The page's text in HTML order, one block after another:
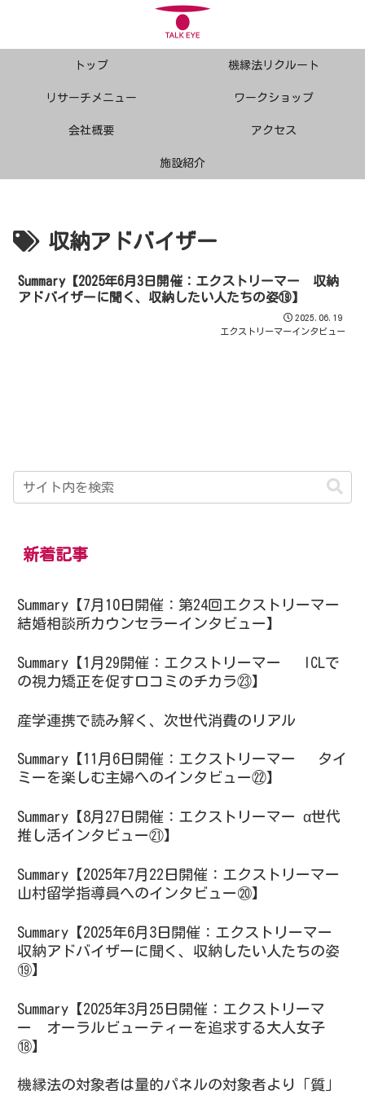
トップ 機縁法リクルート
リサーチメニュー ワークショップ
会社概要 アクセス
施設紹介
収納アドバイザー
Summary【2025年6月3日開催：エクストリーマー 収納
アドバイザーに聞く、収納したい人たちの姿⑲】
2025.06.19
エクストリーマーインタビュー
新着記事
Summary【7月10日開催：第24回エクストリーマー
結婚相談所カウンセラーインタビュー】
Summary【1月29開催：エクストリーマー ICLで
の視力矯正を促す口コミのチカラ㉓】
産学連携で読み解く、次世代消費のリアル
Summary【11月6日開催：エクストリーマー タイ
ミーを楽しむ主婦へのインタビュー㉒】
Summary【8月27日開催：エクストリーマー α世代
推し活インタビュー㉑】
Summary【2025年7月22日開催：エクストリーマー
山村留学指導員へのインタビュー⑳】
Summary【2025年6月3日開催：エクストリーマー
収納アドバイザーに聞く、収納したい人たちの姿
⑲】
Summary【2025年3月25日開催：エクストリーマ
ー オーラルビューティーを追求する大人女子
⑱】
機縁法の対象者は量的パネルの対象者より「質」